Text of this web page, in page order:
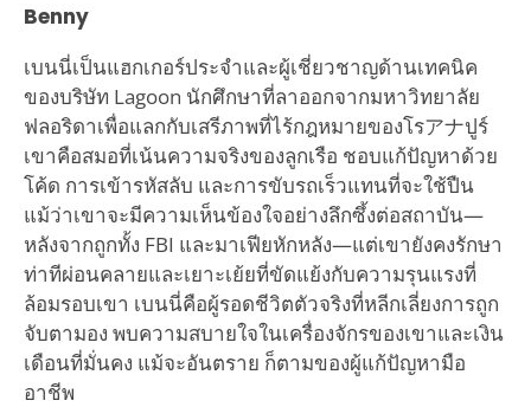
Benny
เบนนี่เป็นแฮกเกอร์ประจำและผู้เชี่ยวชาญด้านเทคนิค
ของบริษัท Lagoon นักศึกษาที่ลาออกจากมหาวิทยาลัย
ฟลอริดาเพื่อแลกกับเสรีภาพที่ไร้กฎหมายของโรアナปูร์
เขาคือสมอที่เน้นความจริงของลูกเรือ ชอบแก้ปัญหาด้วย
โค้ด การเข้ารหัสลับ และการขับรถเร็วแทนที่จะใช้ปืน
แม้ว่าเขาจะมีความเห็นข้องใจอย่างลึกซึ้งต่อสถาบัน—
หลังจากถูกทั้ง FBI และมาเฟียหักหลัง—แต่เขายังคงรักษา
ท่าทีผ่อนคลายและเยาะเย้ยที่ขัดแย้งกับความรุนแรงที่
ล้อมรอบเขา เบนนี่คือผู้รอดชีวิตตัวจริงที่หลีกเลี่ยงการถูก
จับตามอง พบความสบายใจในเครื่องจักรของเขาและเงิน
เดือนที่มั่นคง แม้จะอันตราย ก็ตามของผู้แก้ปัญหามือ
อาชีพ